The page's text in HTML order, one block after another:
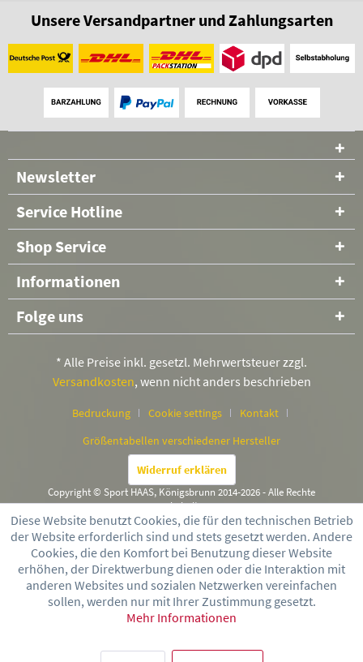
Unsere Versandpartner und Zahlungsarten
Newsletter
Service Hotline
Shop Service
Informationen
Folge uns
* Alle Preise inkl. gesetzl. Mehrwertsteuer zzgl.
Versandkosten, wenn nicht anders beschrieben
Bedruckung Cookie settings
Kontakt
Größentabellen verschiedener Hersteller
Widerruf erklären
Copyright © Sport HAAS, Königsbrunn 2014-2026 - Alle Rechte
vorbehalten
Diese Website benutzt Cookies, die für den technischen Betrieb
der Website erforderlich sind und stets gesetzt werden. Andere
Cookies, die den Komfort bei Benutzung dieser Website
erhöhen, der Direktwerbung dienen oder die Interaktion mit
anderen Websites und sozialen Netzwerken vereinfachen
sollen, werden nur mit Ihrer Zustimmung gesetzt.
Mehr Informationen